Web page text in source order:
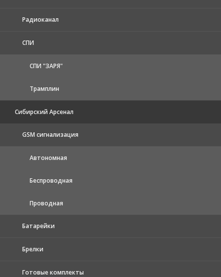
Радиоканал
СПИ
СПИ "ЗАРЯ"
Трамплин
Сибирский Арсенал
GSM сигнализация
Автономная
Беспроводная
Проводная
Батарейки
Брелки
Готовые комплекты